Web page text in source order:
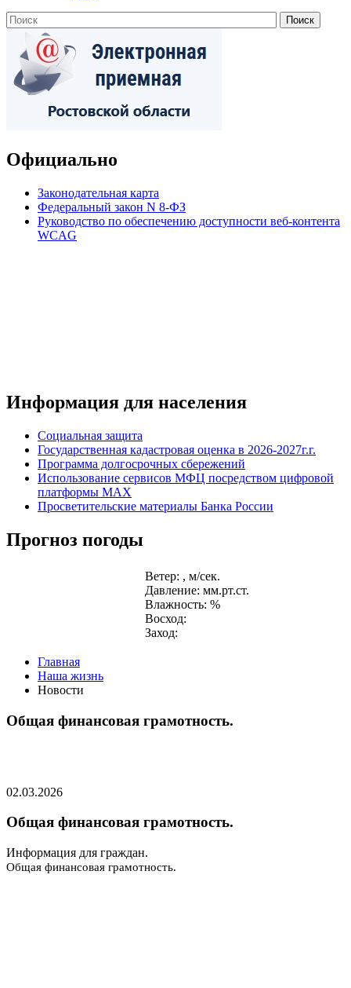
Официально
Законодательная карта
Федеральный закон N 8-ФЗ
Руководство по обеспечению доступности веб-контента
WCAG
Информация для населения
Социальная защита
Государственная кадастровая оценка в 2026-2027г.г.
Программа долгосрочных сбережений
Использование сервисов МФЦ посредством цифровой
платформы MAX
Просветительские материалы Банка России
Прогноз погоды
Ветер: , м/сек.
Давление: мм.рт.ст.
Влажность: %
Восход:
Заход:
Главная
Наша жизнь
Новости
Общая финансовая грамотность.
02.03.2026
Общая финансовая грамотность.
Информация для граждан.
Общая финансовая грамотность.